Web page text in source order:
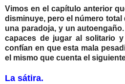
Vimos en el capítulo anterior
disminuye, pero el número total
una paradoja, y un
capaces de jugar al solitario
confían en que esta mala
el mismo que cuenta el
La sátira.